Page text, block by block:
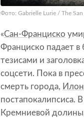
Фото: Gabrielle Lurie / The
«Сан-Франциско
Франциско падает
тезисами и
соцсети. Пока в
смерть города,
постапокалипсиса.
Кремниевой